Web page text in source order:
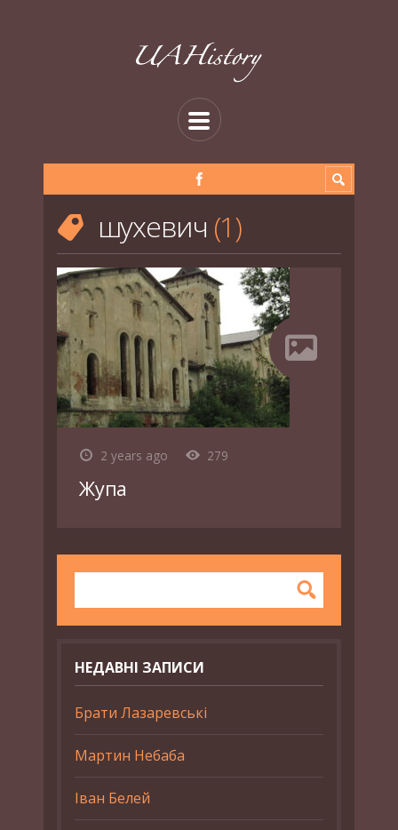
шухевич 1
2 years ago 279
Жупа
НЕДАВНІ ЗАПИСИ
Брати Лазаревські
Мартин Небаба
Іван Белей